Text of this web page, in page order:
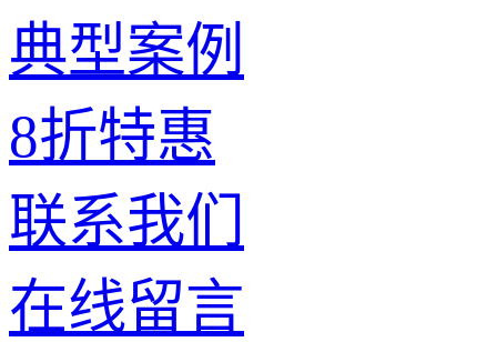
典型案例
8折特惠
联系我们
在线留言